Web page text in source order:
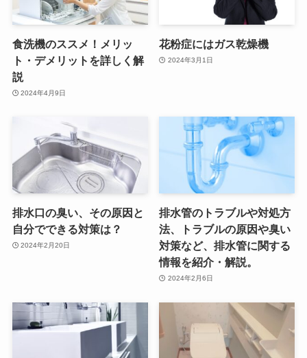
食洗機のススメ！メリッ
ト・デメリットを詳しく解
説
2024年4月9日
花粉症にはガス乾燥機
2024年3月1日
排水口の臭い、その原因と
自分でできる対策は？
2024年2月20日
排水管のトラブルや対処方
法、トラブルの原因や臭い
対策など、排水管に関する
情報を紹介・解説。
2024年2月6日